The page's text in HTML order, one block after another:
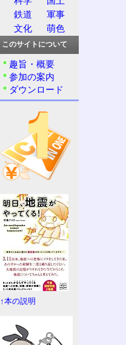
鉄道
軍事
文化
萌色
このサイトについて
趣旨・概要
参加の案内
ダウンロード
↑本の説明